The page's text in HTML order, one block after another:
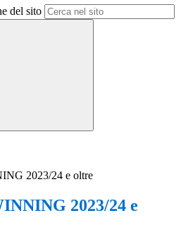
del sito
2023/24 e oltre
2023/24 e